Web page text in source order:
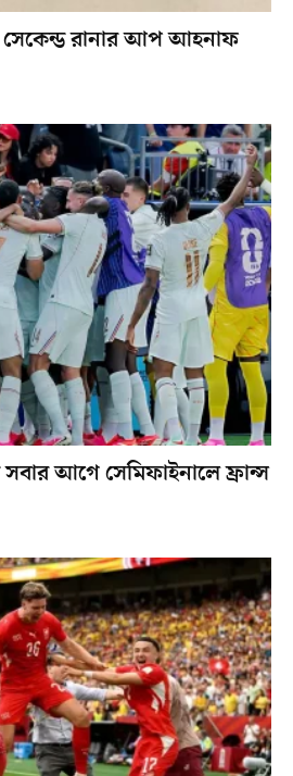
রানার আপ আহনাফ
আগে সেমিফাইনালে ফ্রান্স